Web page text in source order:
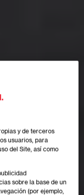
y de terceros
usuarios, para
del Site, así como
sobre la base de un
(por ejemplo,